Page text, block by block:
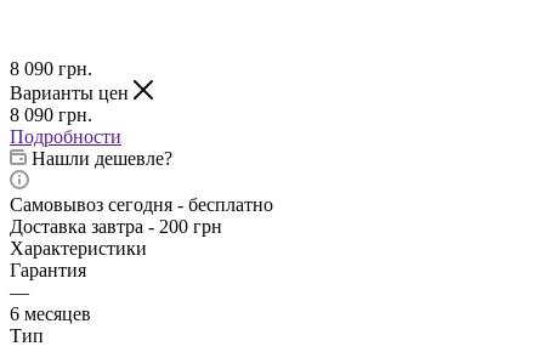
8 090 грн.
Варианты цен
8 090 грн.
Подробности
Нашли дешевле?
Самовывоз сегодня - бесплатно
Доставка завтра - 200 грн
Характеристики
Гарантия
—
6 месяцев
Тип